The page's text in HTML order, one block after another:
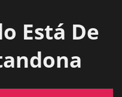
PROGRAMAS
NOTÍCIAS
Está De